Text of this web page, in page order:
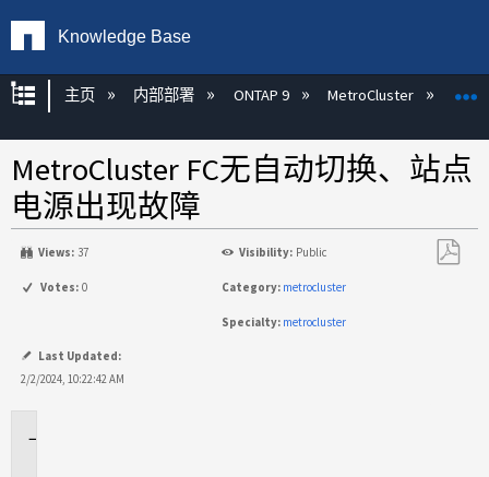
Knowledge Base
扩展/隐缩全局层次
主页 内部部署 ONTAP 9 MetroCluster
MetroCluster FC无自动切换、站点
电源出现故障
Views: 37 Visibility: Public
Votes: 0 Category: metrocluster
Specialty: metrocluster
Last Updated:
2/2/2024, 10:22:42 AM